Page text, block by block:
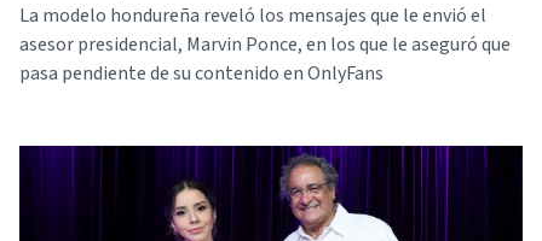
La modelo hondureña reveló los mensajes que le envió el
asesor presidencial, Marvin Ponce, en los que le aseguró que
pasa pendiente de su contenido en OnlyFans